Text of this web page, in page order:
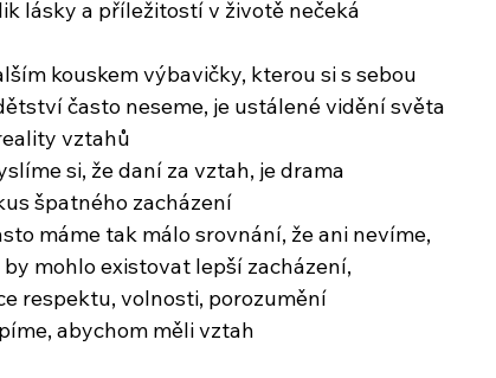
lásky a příležitostí v životě nečeká
kouskem výbavičky, kterou si s sebou
často neseme, je ustálené vidění světa
vztahů
si, že daní za vztah, je drama
špatného zacházení
máme tak málo srovnání, že ani nevíme,
by mohlo existovat lepší zacházení,
respektu, volnosti, porozumění
abychom měli vztah